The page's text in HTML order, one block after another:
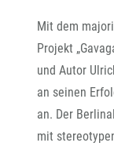
Mit dem
Projekt
und Autor
an seinen
an. Der
mit